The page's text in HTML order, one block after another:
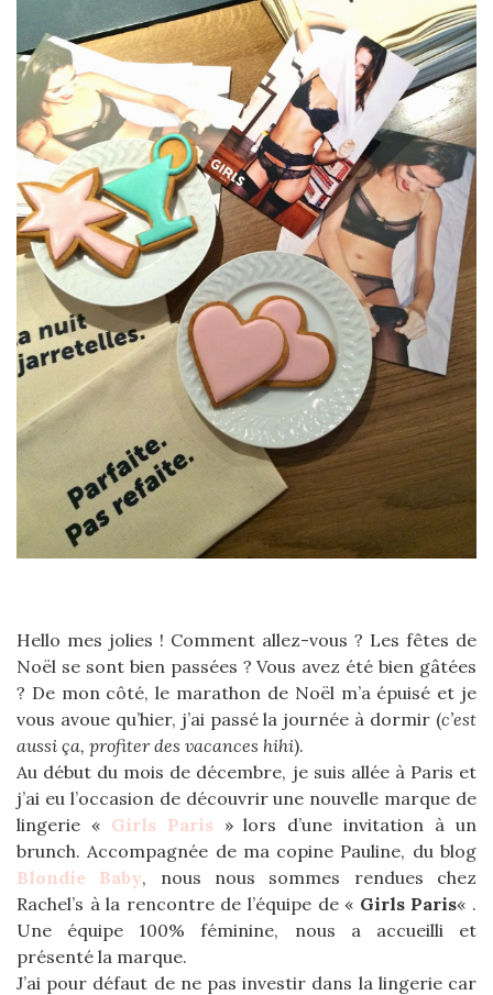
Hello mes jolies ! Comment allez-vous ? Les fêtes de
Noël se sont bien passées ? Vous avez été bien gâtées
? De mon côté, le marathon de Noël m’a épuisé et je
vous avoue qu’hier, j’ai passé la journée à dormir (c’est
aussi ça, profiter des vacances hihi).
Au début du mois de décembre, je suis allée à Paris et
j’ai eu l’occasion de découvrir une nouvelle marque de
lingerie « Girls Paris » lors d’une invitation à un
brunch. Accompagnée de ma copine Pauline, du blog
Blondie Baby, nous nous sommes rendues chez
Rachel’s à la rencontre de l’équipe de « Girls Paris« .
Une équipe 100% féminine, nous a accueilli et
présenté la marque.
J’ai pour défaut de ne pas investir dans la lingerie car